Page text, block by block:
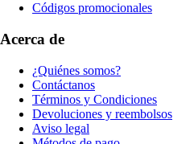
Códigos promocionales
Acerca de
¿Quiénes somos?
Contáctanos
Términos y Condiciones
Devoluciones y reembolsos
Aviso legal